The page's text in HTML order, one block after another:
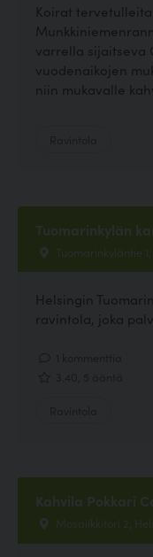
Koirat tervetulleita
varrella sijaitseva
vuodenaikojen
niin mukavalle
Tuomarinkylän
Tuomarinkyläntie
Helsingin
ravintola, joka
Kahvila Pokkari
Mosaiikkitori 2,